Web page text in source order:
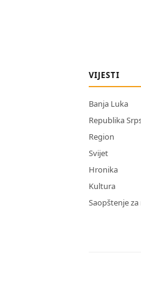
VIJESTI
Banja Luka
Republika
Region
Svijet
Hronika
Kultura
Saopštenje